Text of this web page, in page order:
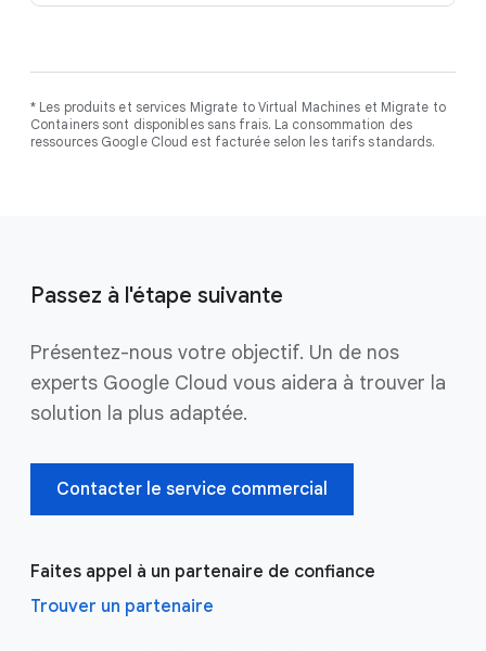
* Les produits et services Migrate to Virtual Machines et Migrate to
Containers sont disponibles sans frais. La consommation des
ressources Google Cloud est facturée selon les tarifs standards.
Passez à l'étape suivante
Présentez-nous votre objectif. Un de nos
experts Google Cloud vous aidera à trouver la
solution la plus adaptée.
Contacter le service commercial
Faites appel à un partenaire de confiance
Trouver un partenaire